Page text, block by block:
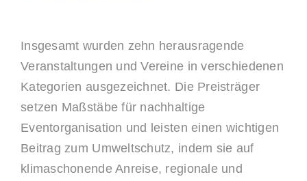
Insgesamt wurden zehn herausragende
Veranstaltungen und Vereine in verschiedenen
Kategorien ausgezeichnet. Die Preisträger
setzen Maßstäbe für nachhaltige
Eventorganisation und leisten einen wichtigen
Beitrag zum Umweltschutz, indem sie auf
klimaschonende Anreise, regionale und